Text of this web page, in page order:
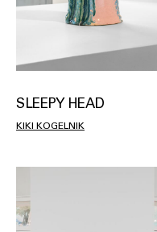
SLEEPY HEAD
KIKI KOGELNIK